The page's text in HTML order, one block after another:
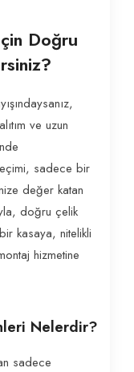
Doğru
ve uzun
sadece bir
değer katan
doğru çelik
kasaya, nitelikli
hizmetine
Nelerdir?
sadece